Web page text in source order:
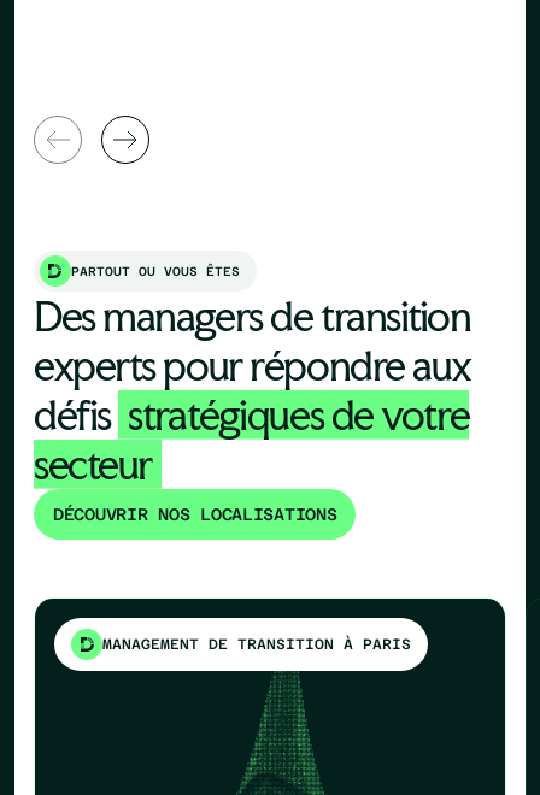
PARTOUT OU VOUS ÊTES
Des managers de transition
experts pour répondre aux
défis stratégiques de votre
secteur
DÉCOUVRIR NOS LOCALISATIONS
MANAGEMENT DE TRANSITION À PARIS